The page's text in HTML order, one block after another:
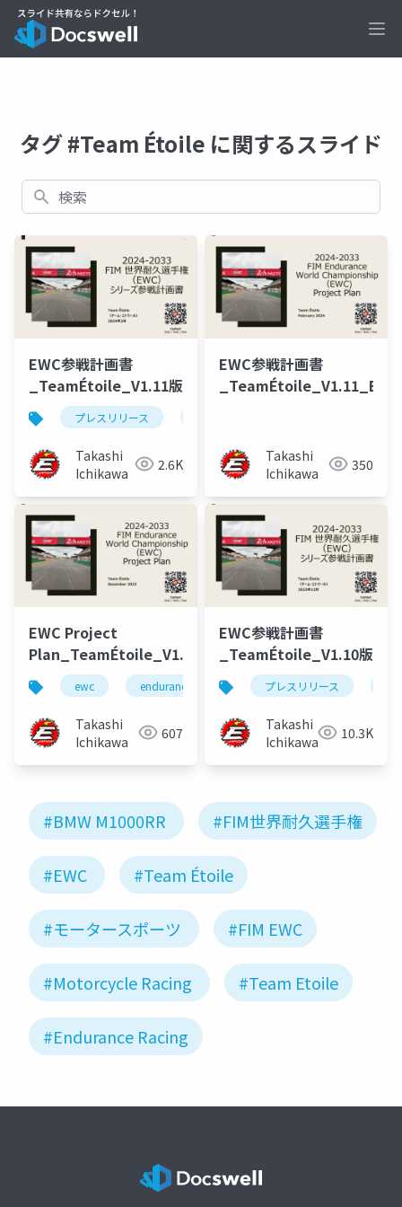
タグ #Team Étoile に関するスライド
検索
EWC参戦計画書
_TeamÉtoile_V1.11版
プレスリリース
Takashi
Ichikawa
2.6K
EWC参戦計画書
_TeamÉtoile_V1.11_EN
Takashi
Ichikawa
350
EWC Project
Plan_TeamÉtoile_V1.10_EN
ewc endurance world championship pressrelease
Takashi
Ichikawa
607
EWC参戦計画書
_TeamÉtoile_V1.10版
プレスリリース
Takashi
Ichikawa
10.3K
#BMW M1000RR #FIM世界耐久選手権
#EWC #Team Étoile
#モータースポーツ #FIM EWC
#Motorcycle Racing #Team Etoile
#Endurance Racing